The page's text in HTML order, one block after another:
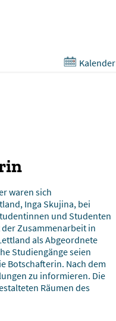
Kalender
waren sich
Inga Skujina, bei
und Studenten
Zusammenarbeit in
als Abgeordnete
Studiengänge seien
Botschafterin. Nach dem
zu informieren. Die
Räumen des